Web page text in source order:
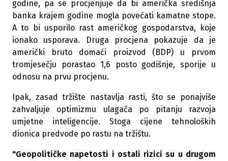
godine, pa se procjenjuje da bi američka središnja
banka krajem godine mogla povećati kamatne stope.
A to bi usporilo rast američkog gospodarstva, koje
ionako usporava. Druga procjena pokazuje da je
američki bruto domaći proizvod (BDP) u prvom
tromjesečju porastao 1,6 posto godišnje, sporije u
odnosu na prvu procjenu.
Ipak, zasad tržište nastavlja rasti, što se ponajviše
zahvaljuje optimizmu ulagača po pitanju razvoja
umjetne inteligencije. Stoga cijene tehnoloških
dionica predvode po rastu na tržištu.
"Geopolitičke napetosti i ostali rizici su u drugom